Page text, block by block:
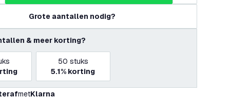
Grote aantallen nodig?
& meer korting?
50 stuks
5.1% korting
metKlarna